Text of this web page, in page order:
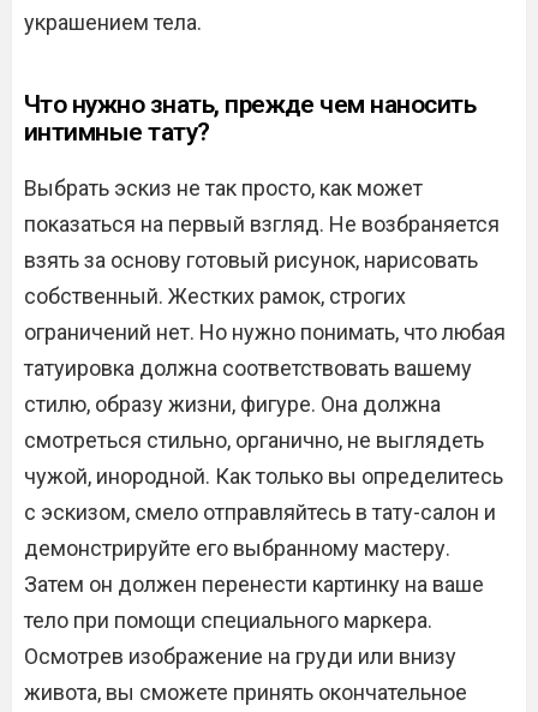
украшением тела.
Что нужно знать, прежде чем наносить
интимные тату?
Выбрать эскиз не так просто, как может
показаться на первый взгляд. Не возбраняется
взять за основу готовый рисунок, нарисовать
собственный. Жестких рамок, строгих
ограничений нет. Но нужно понимать, что любая
татуировка должна соответствовать вашему
стилю, образу жизни, фигуре. Она должна
смотреться стильно, органично, не выглядеть
чужой, инородной. Как только вы определитесь
с эскизом, смело отправляйтесь в тату-салон и
демонстрируйте его выбранному мастеру.
Затем он должен перенести картинку на ваше
тело при помощи специального маркера.
Осмотрев изображение на груди или внизу
живота, вы сможете принять окончательное